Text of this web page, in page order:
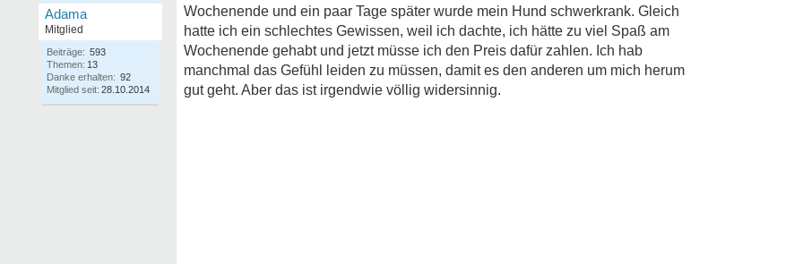
Adama
Mitglied
Beiträge: 593
Themen: 13
Danke erhalten: 92
Mitglied seit: 28.10.2014
Wochenende und ein paar Tage später wurde mein Hund schwerkrank. Gleich
hatte ich ein schlechtes Gewissen, weil ich dachte, ich hätte zu viel Spaß am
Wochenende gehabt und jetzt müsse ich den Preis dafür zahlen. Ich hab
manchmal das Gefühl leiden zu müssen, damit es den anderen um mich herum
gut geht. Aber das ist irgendwie völlig widersinnig.